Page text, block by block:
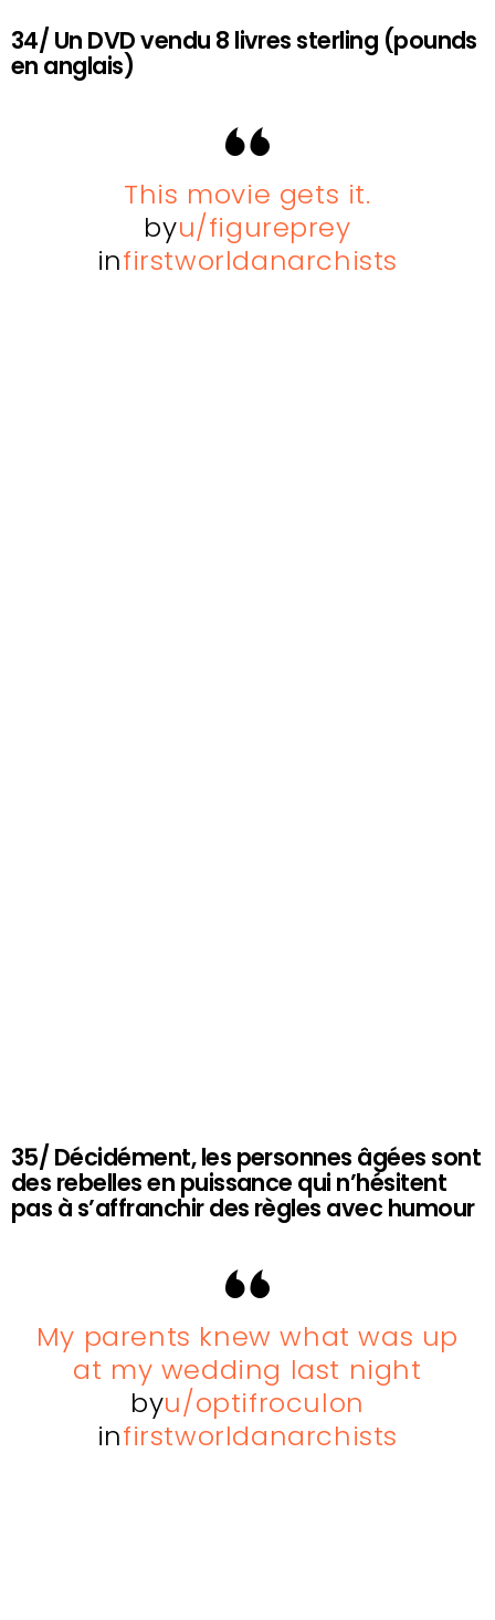
34/ Un DVD vendu 8 livres sterling (pounds
en anglais)
This movie gets it.
byu/figureprey
infirstworldanarchists
35/ Décidément, les personnes âgées sont
des rebelles en puissance qui n’hésitent
pas à s’affranchir des règles avec humour
My parents knew what was up
at my wedding last night
byu/optifroculon
infirstworldanarchists